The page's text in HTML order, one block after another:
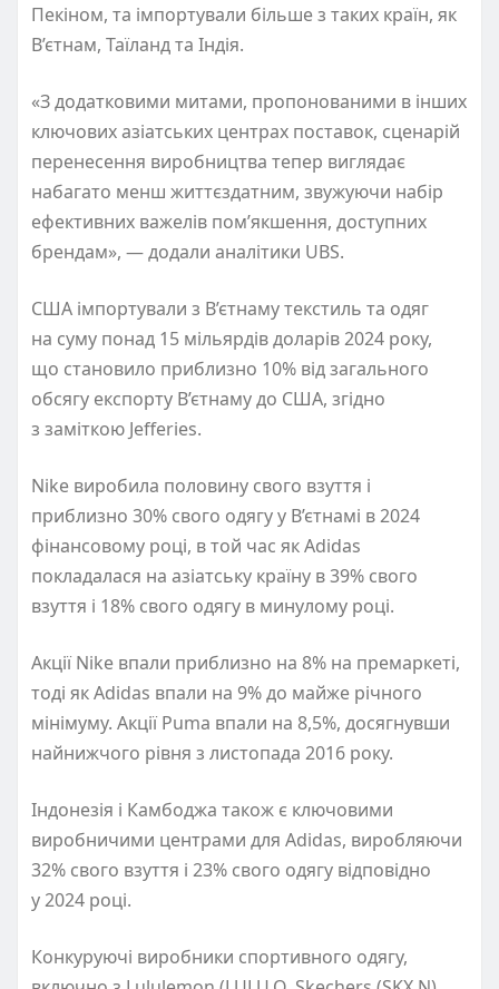
Пекіном, та імпортували більше з таких країн, як
В’єтнам, Таїланд та Індія.
«З додатковими митами, пропонованими в інших
ключових азіатських центрах поставок, сценарій
перенесення виробництва тепер виглядає
набагато менш життєздатним, звужуючи набір
ефективних важелів пом’якшення, доступних
брендам», — додали аналітики UBS.
США імпортували з В’єтнаму текстиль та одяг
на суму понад 15 мільярдів доларів 2024 року,
що становило приблизно 10% від загального
обсягу експорту В’єтнаму до США, згідно
з заміткою Jefferies.
Nike виробила половину свого взуття і
приблизно 30% свого одягу у В’єтнамі в 2024
фінансовому році, в той час як Adidas
покладалася на азіатську країну в 39% свого
взуття і 18% свого одягу в минулому році.
Акції Nike впали приблизно на 8% на премаркеті,
тоді як Adidas впали на 9% до майже річного
мінімуму. Акції Puma впали на 8,5%, досягнувши
найнижчого рівня з листопада 2016 року.
Індонезія і Камбоджа також є ключовими
виробничими центрами для Adidas, виробляючи
32% свого взуття і 23% свого одягу відповідно
у 2024 році.
Конкуруючі виробники спортивного одягу,